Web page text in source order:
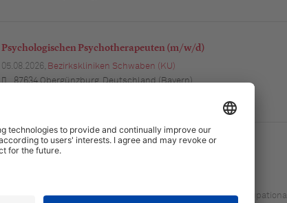
Psychologischen Psychotherapeuten (m/w/d)
05.08.2026, Bezirkskliniken Schwaben (KU)
87634 Obergünzburg, Deutschland (Bayern)
Psychologin oder Psychologen (w/m/d)
Psychologie (allgem.) | Arbeits- und Gesundheitsschutz | Occupational